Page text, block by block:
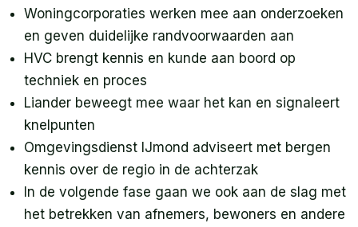
Woningcorporaties werken mee aan onderzoeken
en geven duidelijke randvoorwaarden aan
HVC brengt kennis en kunde aan boord op
techniek en proces
Liander beweegt mee waar het kan en signaleert
knelpunten
Omgevingsdienst IJmond adviseert met bergen
kennis over de regio in de achterzak
In de volgende fase gaan we ook aan de slag met
het betrekken van afnemers, bewoners en andere